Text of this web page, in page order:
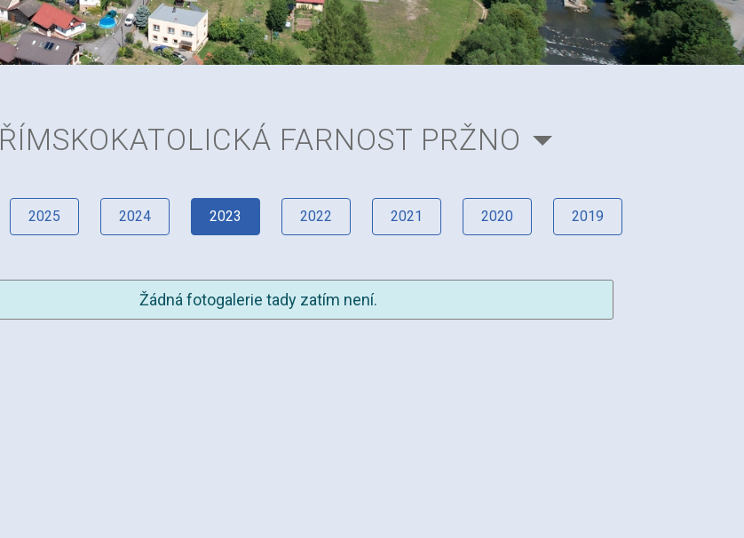
ŘÍMSKOKATOLICKÁ FARNOST PRŽNO
2025 2024 2023 2022 2021 2020 2019
Žádná fotogalerie tady zatím není.